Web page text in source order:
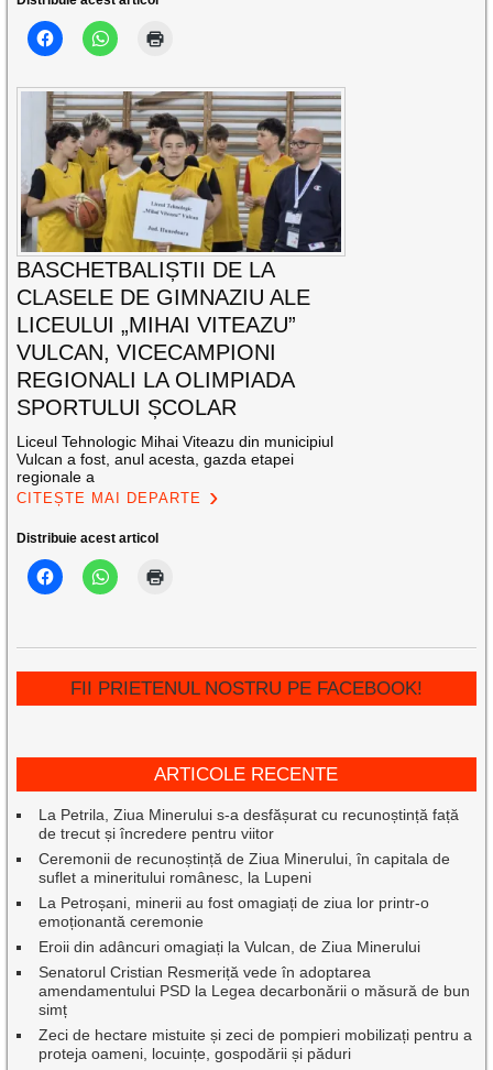
BASCHETBALIȘTII DE LA
CLASELE DE GIMNAZIU ALE
LICEULUI „MIHAI VITEAZU”
VULCAN, VICECAMPIONI
REGIONALI LA OLIMPIADA
SPORTULUI ȘCOLAR
Liceul Tehnologic Mihai Viteazu din municipiul
Vulcan a fost, anul acesta, gazda etapei
regionale a
CITEȘTE MAI DEPARTE
Distribuie acest articol
FII PRIETENUL NOSTRU PE FACEBOOK!
ARTICOLE RECENTE
La Petrila, Ziua Minerului s-a desfășurat cu recunoștință față
de trecut și încredere pentru viitor
Ceremonii de recunoștință de Ziua Minerului, în capitala de
suflet a mineritului românesc, la Lupeni
La Petroșani, minerii au fost omagiați de ziua lor printr-o
emoționantă ceremonie
Eroii din adâncuri omagiați la Vulcan, de Ziua Minerului
Senatorul Cristian Resmeriță vede în adoptarea
amendamentului PSD la Legea decarbonării o măsură de bun
simț
Zeci de hectare mistuite și zeci de pompieri mobilizați pentru a
proteja oameni, locuințe, gospodării și păduri